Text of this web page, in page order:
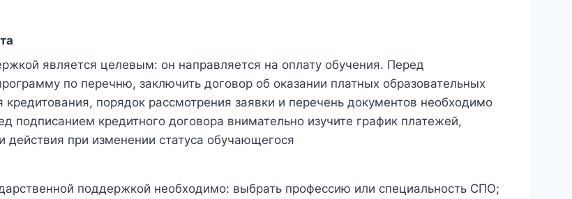
является целевым: он направляется на оплату обучения. Перед
по перечню, заключить договор об оказании платных образовательных
порядок рассмотрения заявки и перечень документов необходимо
подписанием кредитного договора внимательно изучите график платежей,
при изменении статуса обучающегося
поддержкой необходимо: выбрать профессию или специальность СПО;